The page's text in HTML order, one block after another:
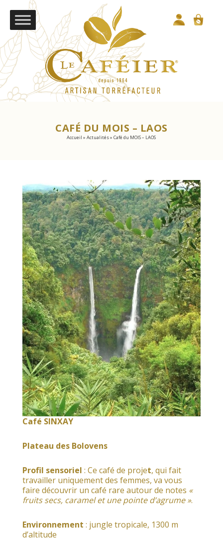
CAFÉ DU MOIS – LAOS
Accueil »Actualités»Café du MOIS – LAOS
Café SINXAY
Plateau des Bolovens
Profil sensoriel : Ce café de projet, qui fait
travailler uniquement des femmes, va vous
faire découvrir un café rare autour de notes «
fruits secs, caramel et une pointe d’agrume ».
Environnement : jungle tropicale, 1300 m
d’altitude